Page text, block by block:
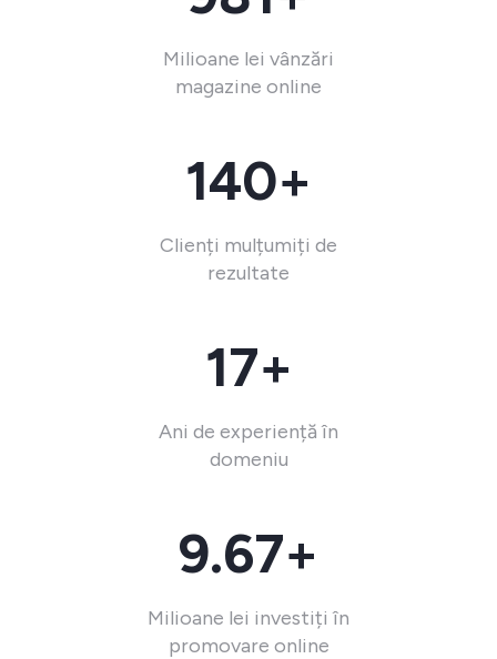
Milioane lei vânzări
magazine online
140+
Clienți mulțumiți de
rezultate
17+
Ani de experiență în
domeniu
9.67+
Milioane lei investiți în
promovare online